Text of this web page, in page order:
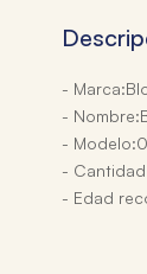
-
-
-
-
- Edad